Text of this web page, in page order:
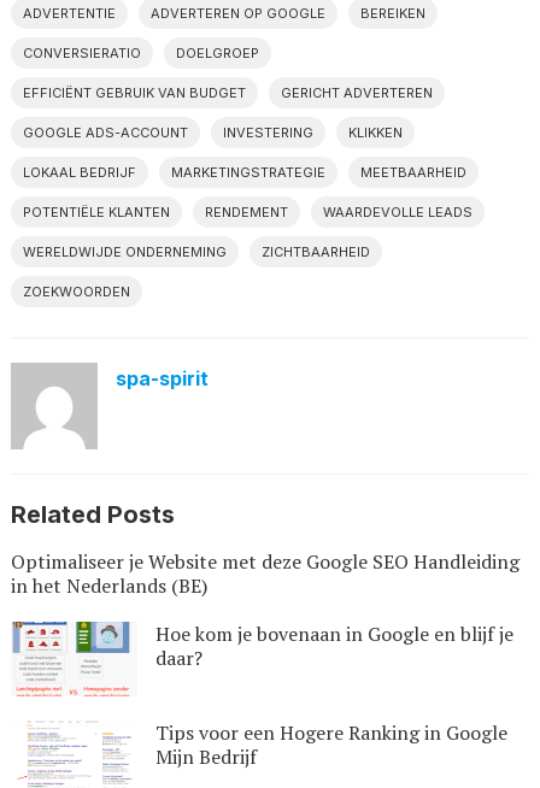
ADVERTENTIE ADVERTEREN OP GOOGLE BEREIKEN
CONVERSIERATIO DOELGROEP
EFFICIËNT GEBRUIK VAN BUDGET GERICHT ADVERTEREN
GOOGLE ADS-ACCOUNT INVESTERING KLIKKEN
LOKAAL BEDRIJF MARKETINGSTRATEGIE MEETBAARHEID
POTENTIËLE KLANTEN RENDEMENT WAARDEVOLLE LEADS
WERELDWIJDE ONDERNEMING ZICHTBAARHEID
ZOEKWOORDEN
spa-spirit
Related Posts
Optimaliseer je Website met deze Google SEO Handleiding
in het Nederlands (BE)
Hoe kom je bovenaan in Google en blijf je
daar?
Tips voor een Hogere Ranking in Google
Mijn Bedrijf